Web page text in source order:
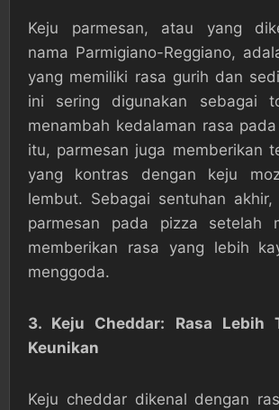
Keju parmesan, atau yang
nama Parmigiano-Reggiano,
yang memiliki rasa gurih dan
ini sering digunakan sebagai
menambah kedalaman rasa
itu, parmesan juga memberikan
yang kontras dengan keju
lembut. Sebagai sentuhan
parmesan pada pizza setelah
memberikan rasa yang lebih
menggoda.
3. Keju Cheddar: Rasa Lebih
Keunikan
Keju cheddar dikenal dengan